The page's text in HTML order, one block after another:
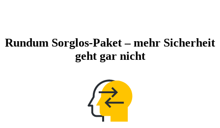
Rundum Sorglos-Paket– mehr Sicherheit
geht gar nicht